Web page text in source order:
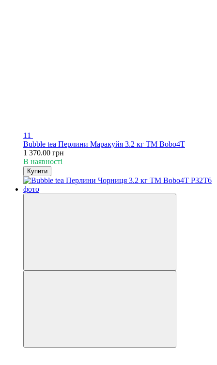
11
Bubble tea Перлини Маракуйя 3.2 кг TM Bobo4T
1 370.00 грн
В наявності
Купити